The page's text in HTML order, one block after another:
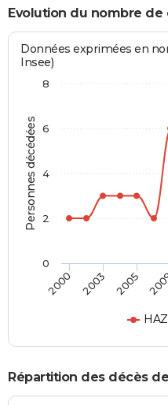
Evolution du nombre de
Personnes décédées
Données exprimées en
Insee)
2000 2003 2005
0
2
4
6
8
Répartition des décès de